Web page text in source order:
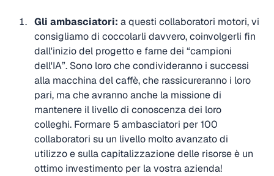
Gli ambasciatori: a questi collaboratori motori, vi
consigliamo di coccolarli davvero, coinvolgerli fin
dall'inizio del progetto e farne dei “campioni
dell'IA”. Sono loro che condivideranno i successi
alla macchina del caffè, che rassicureranno i loro
pari, ma che avranno anche la missione di
mantenere il livello di conoscenza dei loro
colleghi. Formare 5 ambasciatori per 100
collaboratori su un livello molto avanzato di
utilizzo e sulla capitalizzazione delle risorse è un
ottimo investimento per la vostra azienda!